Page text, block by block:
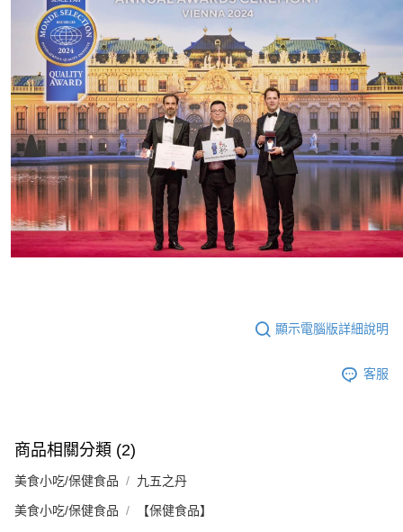
顯示電腦版詳細說明
客服
商品相關分類 (2)
美食小吃/保健食品 九五之丹
美食小吃/保健食品 【保健食品】